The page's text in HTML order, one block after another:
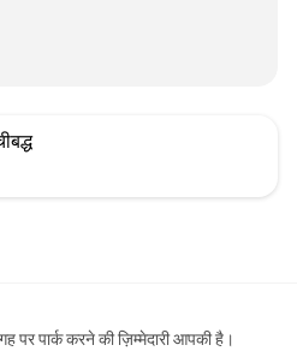
पर पार्क करने की ज़िम्मेदारी आपकी है।